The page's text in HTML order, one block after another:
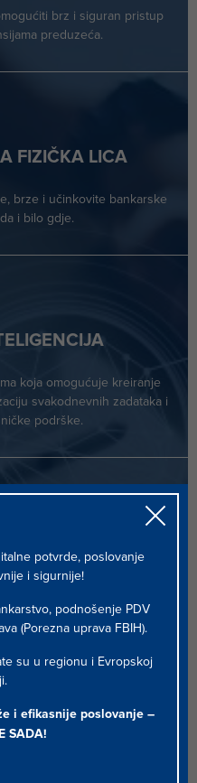
brz i siguran pristup
preduzeća.
FIZIČKA LICA
brze i učinkovite bankarske
i bilo gdje.
koja omogućuje kreiranje
svakodnevnih zadataka i
podrške.
koja vašim korisnicima
raznim bankama u Bosni i
je i pristupnica za sigurno
potvrde, poslovanje
i sigurnije!
podnošenje PDV
(Porezna uprava FBIH).
su u regionu i Evropskoj
i efikasnije poslovanje –
SADA!